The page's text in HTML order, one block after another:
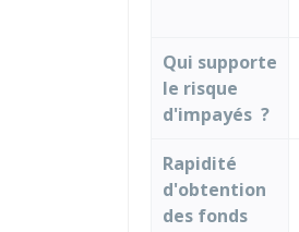
Qui supporte
le risque
d'impayés ?
Rapidité
d'obtention
des fonds